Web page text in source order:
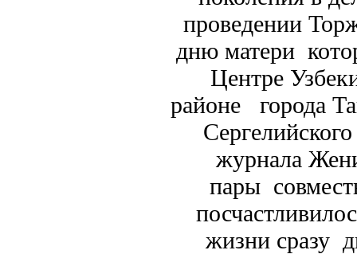
проведении
дню матери
Центре
районе города
журнала
пары
жизни сразу